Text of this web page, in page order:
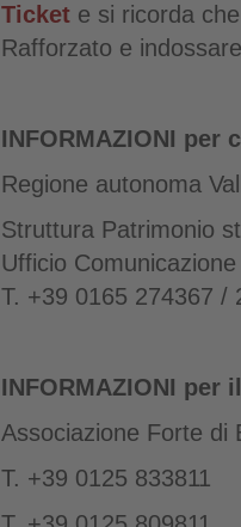
Ticket e si ricorda
Rafforzato e
INFORMAZIONI
Regione autonoma
Struttura Patrimonio
Ufficio Comunicazione
T. +39 0165 274367 /
INFORMAZIONI per
Associazione Forte di
T. +39 0125 833811